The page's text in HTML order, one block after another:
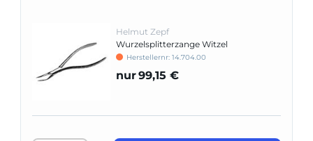
Helmut Zepf
Wurzelsplitterzange Witzel
Herstellernr: 14.704.00
nur99,15 €